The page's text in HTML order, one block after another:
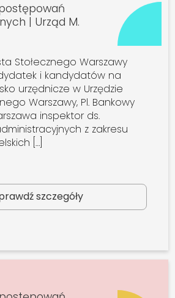
| Urząd M.
Stołecznego Warszawy
i kandydatów na
urzędnicze w Urzędzie
Warszawy, Pl. Bankowy
inspektor ds.
z zakresu
[…]
szczegóły